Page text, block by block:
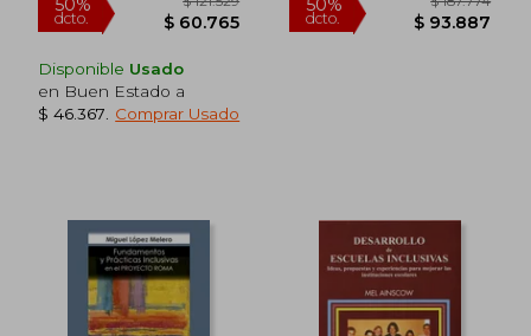
50%
dcto.
Disponible Usado
en Buen Estado a
$ 46.367
Comprar Usado
50%
dcto.